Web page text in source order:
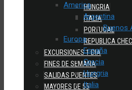
HUNGRIA
ITALIA
PORTUGAL
REPUBLICA
EXCURSIONES 1 DIA
FINES DE SEMANA
SALIDAS PUENTES
MAYORES DE 55
America
Argentina
Buenos
Europa
España
Grecia
Hungria
Italia